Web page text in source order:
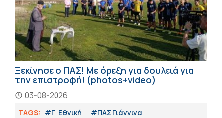
Ξεκίνησε ο ΠΑΣ! Με όρεξη για δουλειά για
την επιστροφή! (photos+video)
03-08-2026
TAGS: #Γ' Εθνική #ΠΑΣ Γιάννινα